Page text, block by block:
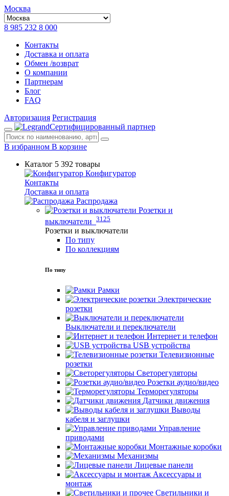
Москва
8 985 232 8 000
Контакты
Доставка и оплата
Обмен /возврат
О компании
Партнерам
Блог
FAQ
Авторизация Регистрация
Сертифицированный партнер
В избранном В корзине
Каталог 5 392 товары
Конфигуратор
Контакты
Доставка и оплата
Распродажа
Розетки и
выключатели 3125
Розетки и выключатели
По типу
По коллекциям
По типу
Рамки
Электрические
розетки
Выключатели и переключатели
Интернет и телефон
USB устройства
Телевизионные
розетки
Светорегуляторы
Розетки аудио/видео
Терморегуляторы
Датчики движения
Выводы
кабеля и заглушки
Управление
приводами
Монтажные коробки
Механизмы
Лицевые панели
Аксессуары и
монтаж
Светильники и